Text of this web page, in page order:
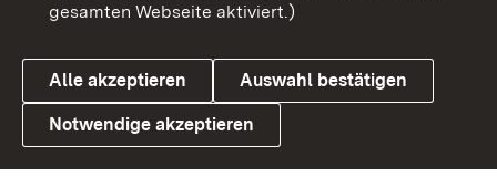
Link zum Landesportal
Cookies
gesamten Webseite aktiviert.)
Alle akzeptieren Auswahl bestätigen
Notwendige akzeptieren